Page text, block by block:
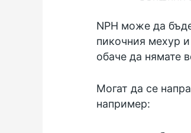
NPH може да
пикочния мехур
обаче да нямате
Могат да се
например: